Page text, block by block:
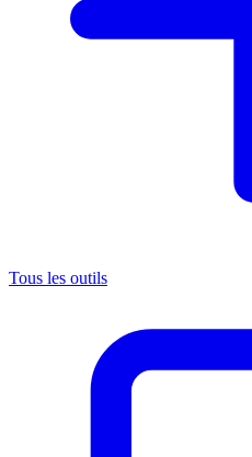
Tous les outils